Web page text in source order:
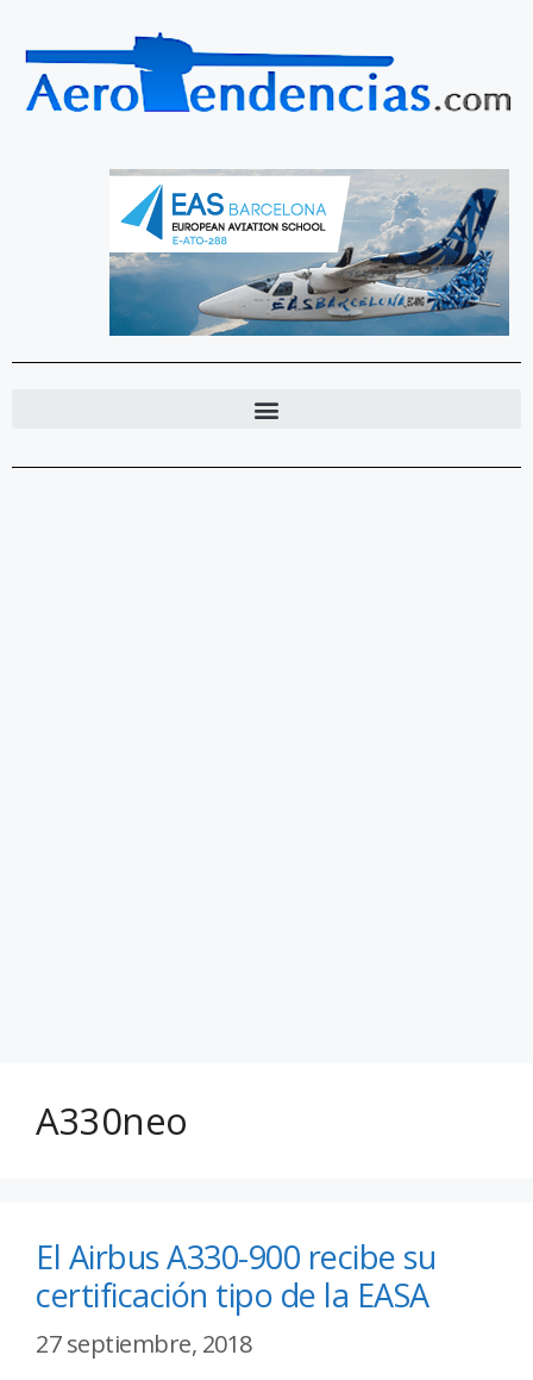
A330neo
El Airbus A330-900 recibe su
certificación tipo de la EASA
27 septiembre, 2018